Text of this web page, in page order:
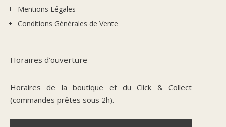
Mentions Légales
Conditions Générales de Vente
Horaires d’ouverture
Horaires de la boutique et du Click & Collect
(commandes prêtes sous 2h).